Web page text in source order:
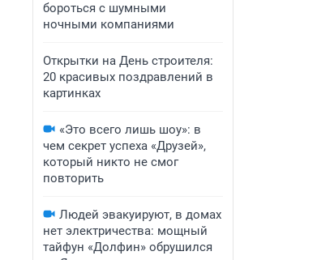
бороться с шумными
ночными компаниями
Открытки на День строителя:
20 красивых поздравлений в
картинках
«Это всего лишь шоу»: в
чем секрет успеха «Друзей»,
который никто не смог
повторить
Людей эвакуируют, в домах
нет электричества: мощный
тайфун «Долфин» обрушился